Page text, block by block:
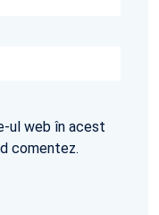
ul web în acest
comentez.